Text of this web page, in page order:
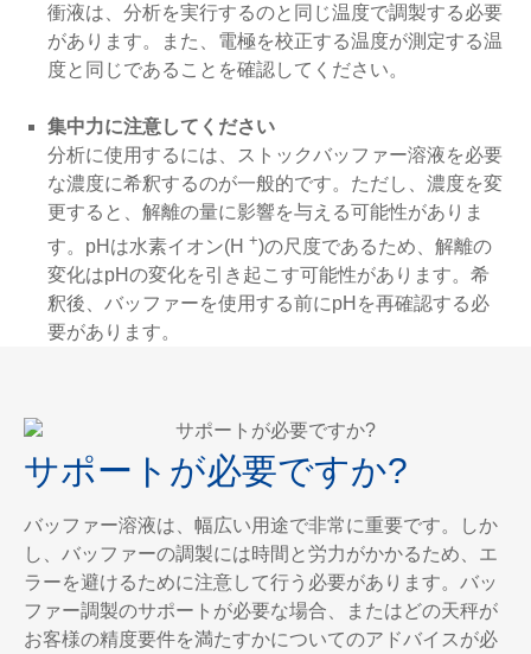
衝液は、分析を実行するのと同じ温度で調製する必要
があります。また、電極を校正する温度が測定する温
度と同じであることを確認してください。
集中力に注意してください
分析に使用するには、ストックバッファー溶液を必要
な濃度に希釈するのが一般的です。ただし、濃度を変
更すると、解離の量に影響を与える可能性がありま
す。pHは水素イオン(H +)の尺度であるため、解離の
変化はpHの変化を引き起こす可能性があります。希
釈後、バッファーを使用する前にpHを再確認する必
要があります。
サポートが必要ですか?
バッファー溶液は、幅広い用途で非常に重要です。しか
し、バッファーの調製には時間と労力がかかるため、エ
ラーを避けるために注意して行う必要があります。バッ
ファー調製のサポートが必要な場合、またはどの天秤が
お客様の精度要件を満たすかについてのアドバイスが必